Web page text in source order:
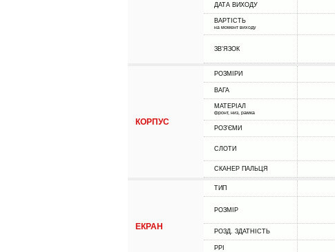
ДАТА ВИХОДУ
ВАРТІСТЬ
на момент виходу
ЗВ'ЯЗОК
КОРПУС
РОЗМІРИ
ВАГА
МАТЕРІАЛ
фронт, низ, рамка
РОЗ'ЄМИ
СЛОТИ
СКАНЕР ПАЛЬЦЯ
ЕКРАН
ТИП
РОЗМІР
РОЗД. ЗДАТНІСТЬ
PPI